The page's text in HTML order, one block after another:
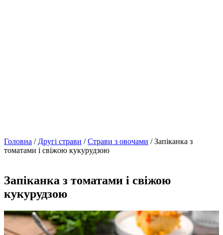
Головна /Другі страви /Страви з овочами / Запіканка з
томатами і свіжою кукурудзою
Запіканка з томатами і свіжою
кукурудзою